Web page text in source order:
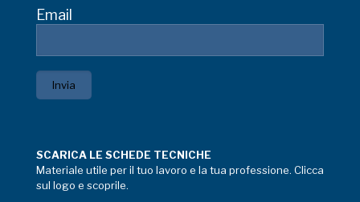
Email
SCARICA LE SCHEDE TECNICHE
Materiale utile per il tuo lavoro e la tua professione. Clicca
sul logo e scoprile.